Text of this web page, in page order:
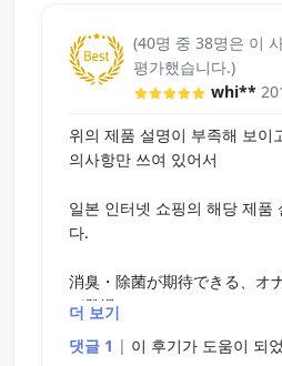
(40명 중 38명은 이
평가했습니다.)
whi**
위의 제품 설명이 부족해 보이
의사항만 쓰여 있어서
일본 인터넷 쇼핑의 해당 제품
다.
消臭・除菌が期待できる、オ
が登場。
使い方は簡単で、ぬるま湯に
더 보기
댓글 1 | 이 후기가 도움이 되